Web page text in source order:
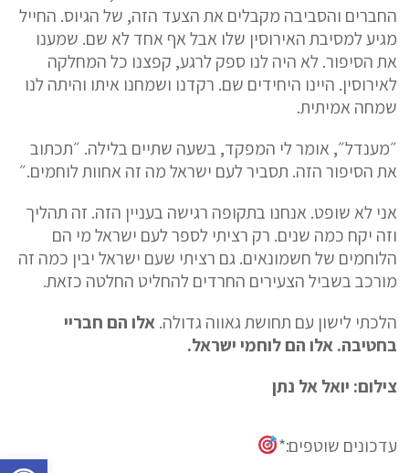
החברים והסביבה מקבלים את הצעד הזה, של הגיוס. החייל
מגיע למסיבת האירוסין שלו אבל אף אחד לא שם. שמענו
את הסיפור. לא היה לנו ספק לרגע, קפצנו כל המחלקה
לאירוסין. היינו היחידים שם. רקדנו ושמחנו איתו והיתה לנו
שמחה אמיתית.
״מענדל״, אומר לי המפקד, בשעה שתיים בלילה. ״תכתוב
את הסיפור הזה. תסביר לעם ישראל מה זה אחוות לוחמים.״
אני לא שופט. אנחנו בתקופה רגישה בעניין הזה. זה תהליך
וזה יקח כמה שנים. רק רציתי לספר לעם ישראל מי הם
הלוחמים של חשמונאים. גם רציתי שעם ישראל יבין כמה זה
מורכב בשביל הצעירים החרדים להחליט החלטה כזאת.
הלכתי לישון עם תחושת גאווה גדולה.אלו הם חבריי
בחטיבה. אלו הם לוחמי ישראל.
צילום: יואל אל נתן
עדכונים שוטפים:*